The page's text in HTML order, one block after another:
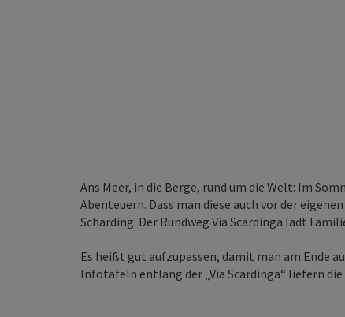
Ans Meer, in die Berge, rund um die Welt: Im
Abenteuern. Dass man diese auch vor der
Schärding. Der Rundweg Via Scardinga lädt
Es heißt gut aufzupassen, damit man am Ende
Infotafeln entlang der „Via Scardinga“ liefern